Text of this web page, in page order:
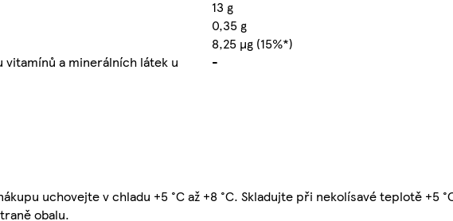
13 g
0,35 g
8,25 µg (15%*)
a minerálních látek u
-
uchovejte v chladu +5 °C až +8 °C. Skladujte při nekolísavé teplotě +5
obalu.